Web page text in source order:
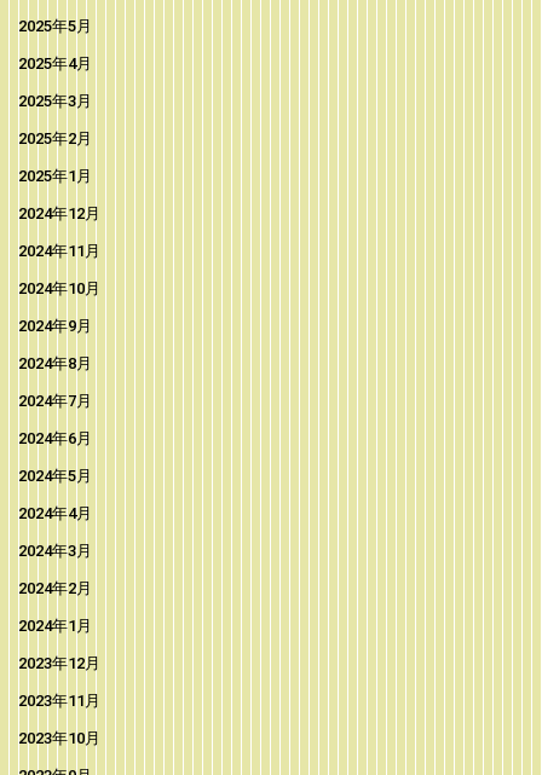
2025年5月
2025年4月
2025年3月
2025年2月
2025年1月
2024年12月
2024年11月
2024年10月
2024年9月
2024年8月
2024年7月
2024年6月
2024年5月
2024年4月
2024年3月
2024年2月
2024年1月
2023年12月
2023年11月
2023年10月